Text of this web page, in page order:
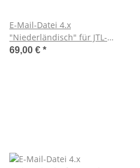
E-Mail-Datei 4.x
"Niederländisch" für JTL-
Shop
69,00 € *